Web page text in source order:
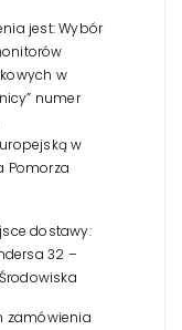
jest: Wybór
w
numer
w
Pomorza
dostawy:
32 –
zamówienia